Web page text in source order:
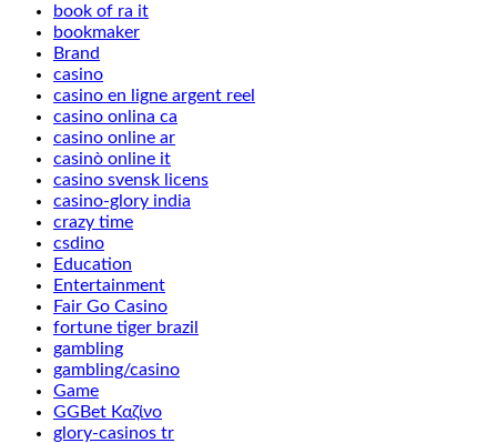
book of ra it
bookmaker
Brand
casino
casino en ligne argent reel
casino onlina ca
casino online ar
casinò online it
casino svensk licens
casino-glory india
crazy time
csdino
Education
Entertainment
Fair Go Casino
fortune tiger brazil
gambling
gambling/casino
Game
GGBet Καζίνο
glory-casinos tr